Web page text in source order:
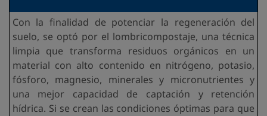
Con la finalidad de potenciar la regeneración del
suelo, se optó por el lombricompostaje, una técnica
limpia que transforma residuos orgánicos en un
material con alto contenido en nitrógeno, potasio,
fósforo, magnesio, minerales y micronutrientes y
una mejor capacidad de captación y retención
hídrica. Si se crean las condiciones óptimas para que